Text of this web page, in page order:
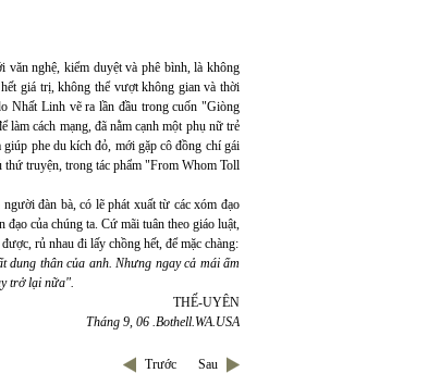
nghệ, kiểm duyệt và phê bình, là không
giá trị, không thể vượt không gian và thời
Nhất Linh vẽ ra lần đầu trong cuốn "Giòng
cách mạng, đã nằm cạnh một phụ nữ trẻ
phe du kích đỏ, mới gặp cô đồng chí gái
truyện, trong tác phẩm "From Whom Toll
đàn bà, có lẽ phát xuất từ các xóm đạo
của chúng ta. Cứ mãi tuân theo giáo luật,
rủ nhau đi lấy chồng hết, để mặc chàng:
dung thân của anh. Nhưng ngay cả mái ấm
trở lại nữa".
THẾ-UYÊN
Tháng 9, 06 .Bothell.WA.USA
Trước Sau